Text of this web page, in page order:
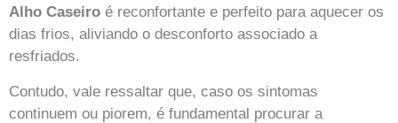
Alho Caseiro é reconfortante e perfeito para aquecer os
dias frios, aliviando o desconforto associado a
resfriados.
Contudo, vale ressaltar que, caso os sintomas
continuem ou piorem, é fundamental procurar a